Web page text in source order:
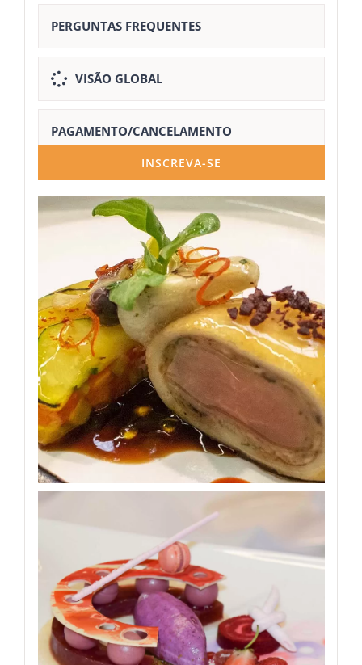
PERGUNTAS FREQUENTES
VISÃO GLOBAL
PAGAMENTO/CANCELAMENTO
INSCREVA-SE